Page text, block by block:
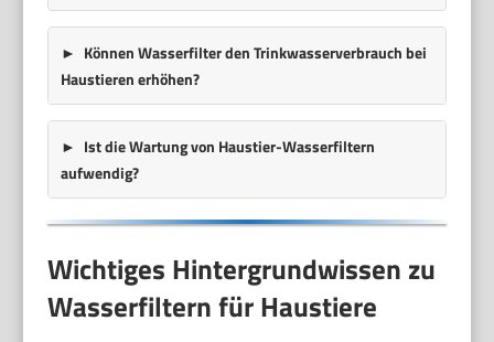
Können Wasserfilter den Trinkwasserverbrauch bei
Haustieren erhöhen?
Ist die Wartung von Haustier-Wasserfiltern
aufwendig?
Wichtiges Hintergrundwissen zu
Wasserfiltern für Haustiere